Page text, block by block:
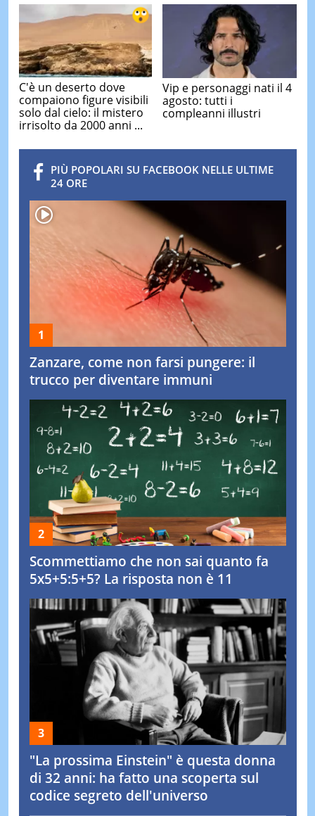
C'è un deserto dove
compaiono figure visibili
solo dal cielo: il mistero
irrisolto da 2000 anni ...
Vip e personaggi nati il 4
agosto: tutti i
compleanni illustri
PIÙ POPOLARI SU FACEBOOK NELLE ULTIME
24 ORE
Zanzare, come non farsi pungere: il
trucco per diventare immuni
Scommettiamo che non sai quanto fa
5x5+5:5+5? La risposta non è 11
"La prossima Einstein" è questa donna
di 32 anni: ha fatto una scoperta sul
codice segreto dell'universo